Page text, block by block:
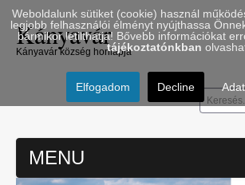
Kányavár
Kányavár község honlapja
Keresés...
MENU
Weboldalunk sütiket (cookie) használ
legjobb felhasználói élményt nyújthassa
bármikor letilthatja! Bővebb információkat
tájékoztatónkban
Elfogadom Decline